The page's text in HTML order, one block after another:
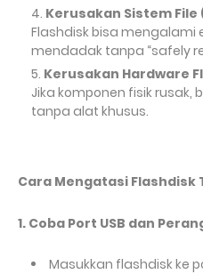
Kerusakan Sistem File
Flashdisk bisa mengalami
mendadak tanpa “safely
Kerusakan Hardware
Jika komponen fisik rusak,
tanpa alat khusus.
Cara Mengatasi Flashdisk
1. Coba Port USB dan
Masukkan flashdisk ke